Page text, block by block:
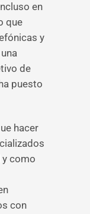
en
que
y
de
puesto
hacer
y como
con